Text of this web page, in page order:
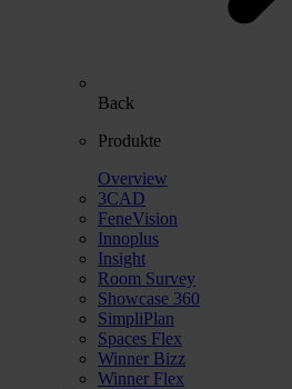
Back
Produkte
Overview
3CAD
FeneVision
Innoplus
Insight
Room Survey
Showcase 360
SimpliPlan
Spaces Flex
Winner Bizz
Winner Flex